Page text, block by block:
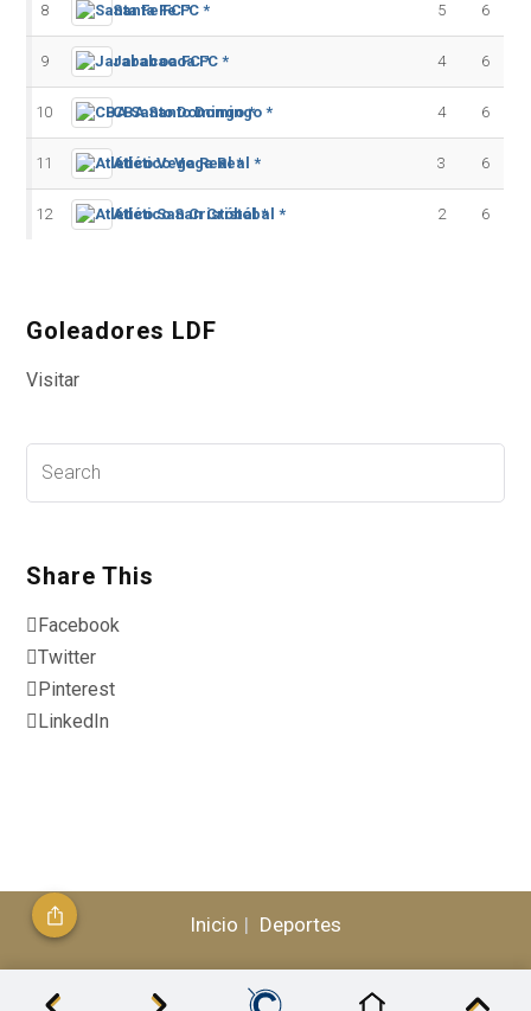
8 Santa Fe FC * 5 6
9 Jarabacoa FC * 4 6
10 CBA Santo Domingo * 4 6
11 Atlético Vega Real * 3 6
12 Atlético San Cristóbal * 2 6
Goleadores LDF
Visitar
Share This
Facebook
Twitter
Pinterest
LinkedIn
Inicio Deportes
© 2026, CLÁSICO - Todos los Derechos Reservados /